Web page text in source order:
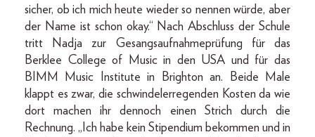
sicher, ob ich mich heute wieder so nennen würde, aber
der Name ist schon okay.“ Nach Abschluss der Schule
tritt Nadja zur Gesangsaufnahmeprüfung für das
Berklee College of Music in den USA und für das
BIMM Music Institute in Brighton an. Beide Male
klappt es zwar, die schwindelerregenden Kosten da wie
dort machen ihr dennoch einen Strich durch die
Rechnung. „Ich habe kein Stipendium bekommen und in